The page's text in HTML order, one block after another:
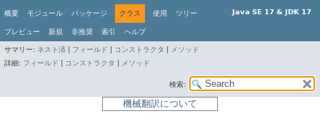
Java SE 17 & JDK 17
概要 モジュール パッケージ クラス 使用 ツリー
プレビュー 新規 非推奨 索引 ヘルプ
サマリー: ネスト済 フィールド コンストラクタ
メソッド
詳細: フィールド コンストラクタ メソッド
検索:
機械翻訳について